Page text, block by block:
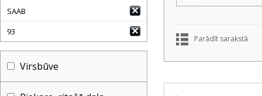
SAAB
93
Virsbūve
Parādīt sarakstā